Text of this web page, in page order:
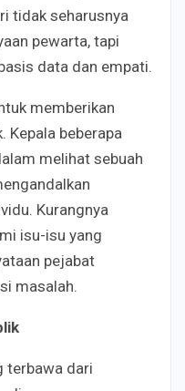
tidak seharusnya
pewarta, tapi
data dan empati.
memberikan
Kepala beberapa
melihat sebuah
Kurangnya
isu-isu yang
pejabat
masalah.
terbawa dari